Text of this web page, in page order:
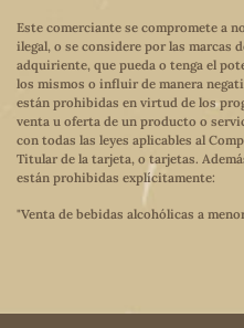
Este comerciante se compromete a
ilegal, o se considere por las marcas
adquiriente, que pueda o tenga el
los mismos o influir de manera
están prohibidas en virtud de los
venta u oferta de un producto o
con todas las leyes aplicables al
Titular de la tarjeta, o tarjetas.
están prohibidas explícitamente:
"Venta de bebidas alcohólicas a